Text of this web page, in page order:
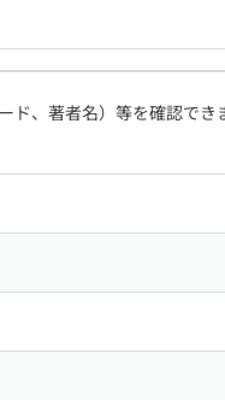
、著者名）等を確認でき